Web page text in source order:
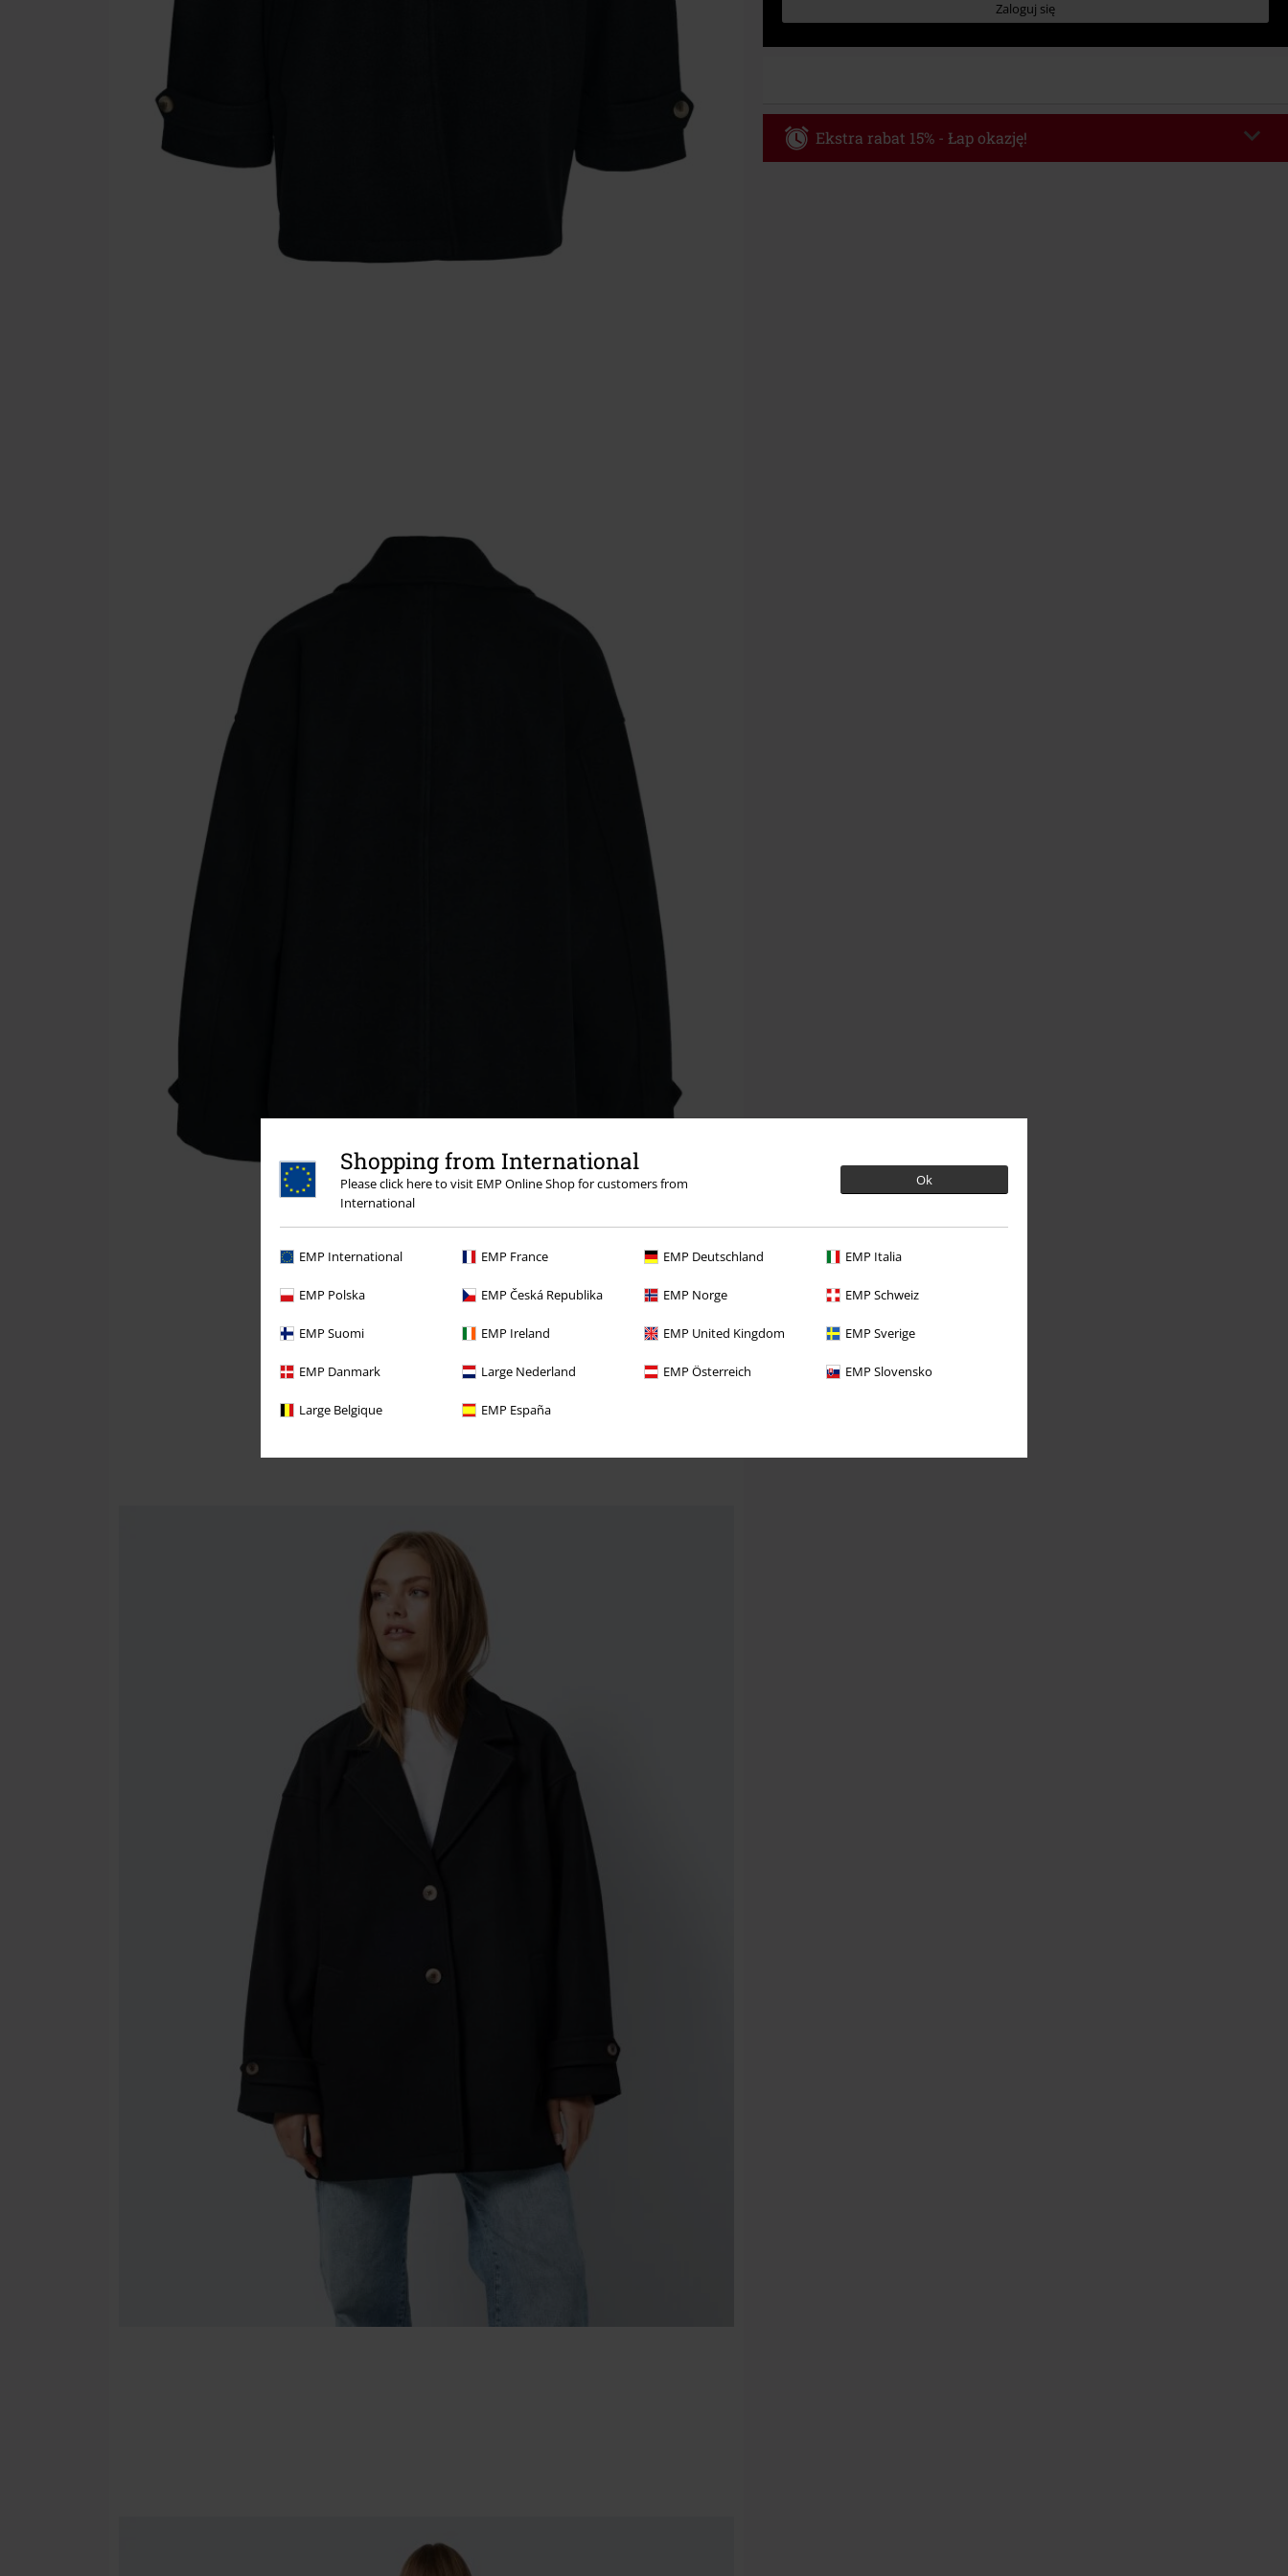
Shopping from International
Please click here to visit EMP Online Shop for customers from
International
Ok
EMP International EMP France EMP Deutschland EMP Italia
EMP Polska EMP Česká Republika EMP Norge EMP Schweiz
EMP Suomi EMP Ireland EMP United Kingdom EMP Sverige
EMP Danmark Large Nederland EMP Österreich EMP Slovensko
Large Belgique EMP España
Zaloguj się
Ekstra rabat 15% - Łap okazję!